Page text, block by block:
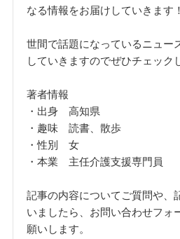
なる情報をお届けしていきます！
世間で話題になっているニュー
していきますのでぜひチェック
著者情報
・出身 高知県
・趣味 読書、散歩
・性別 女
・本業 主任介護支援専門員
記事の内容についてご質問や、
いましたら、お問い合わせフォ
願いします。